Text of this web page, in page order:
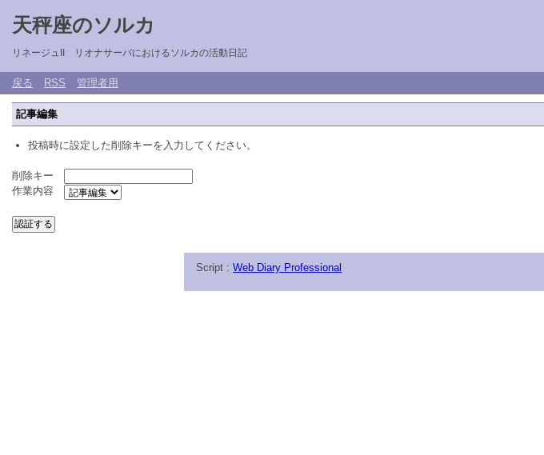
天秤座のソルカ
リネージュII リオナサーバにおけるソルカの活動日記
戻る RSS 管理者用
記事編集
投稿時に設定した削除キーを入力してください。
削除キー
作業内容
Script : Web Diary Professional